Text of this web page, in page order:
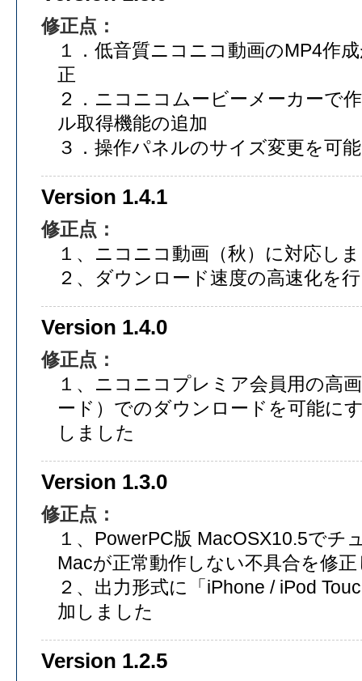
修正点：
１．低音質ニコニコ動画のMP4作
正
２．ニコニコムービーメーカーで
ル取得機能の追加
３．操作パネルのサイズ変更を可
Version 1.4.1
修正点：
１、ニコニコ動画（秋）に対応し
２、ダウンロード速度の高速化を
Version 1.4.0
修正点：
１、ニコニコプレミア会員用の高
ード）でのダウンロードを可能に
しました
Version 1.3.0
修正点：
１、PowerPC版 MacOSX10.5でチ
Macが正常動作しない不具合を修
２、出力形式に「iPhone / iPod
加しました
Version 1.2.5